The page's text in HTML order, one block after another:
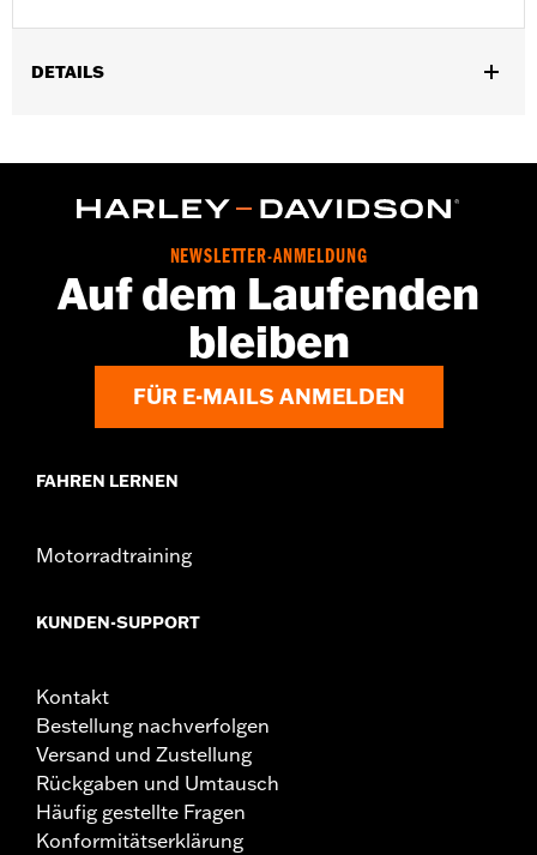
DETAILS
GARANTIE:2 Jahre beschränkte Garantie – Aufwww.h-
Herkunft:Importiert
Dimension Description:Glasbreite: 57 / Stegbreite: 14 /
Bügellänge: 140
NEWSLETTER-ANMELDUNG
Auf dem Laufenden
bleiben
FÜR E-MAILS ANMELDEN
FAHREN LERNEN
Motorradtraining
KUNDEN-SUPPORT
Kontakt
Bestellung nachverfolgen
Versand und Zustellung
Rückgaben und Umtausch
Häufig gestellte Fragen
Konformitätserklärung